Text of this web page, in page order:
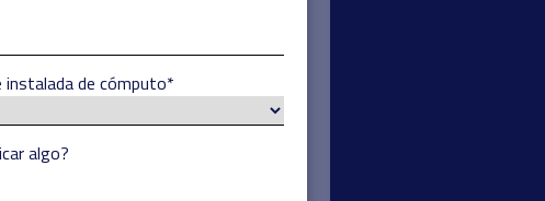
instalada de cómputo*
algo?